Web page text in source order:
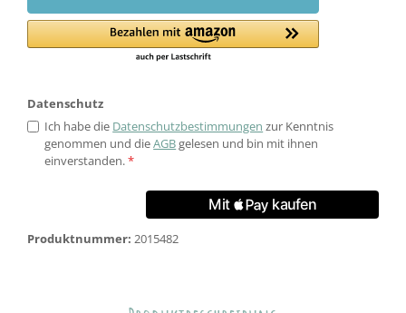
Datenschutz
Ich habe die Datenschutzbestimmungen zur Kenntnis
genommen und dieAGBgelesen und bin mit ihnen
einverstanden.*
Produktnummer: 2015482